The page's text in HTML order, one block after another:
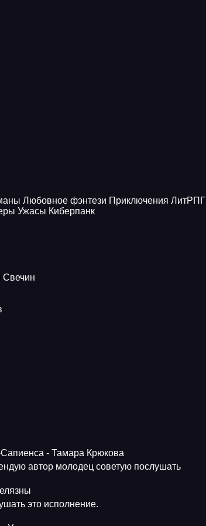
Любовное фэнтези Приключения ЛитРПГ
Ужасы Киберпанк
Свечин
Сапиенса - Тамара Крюкова
автор молодец советую послушать
это исполнение.